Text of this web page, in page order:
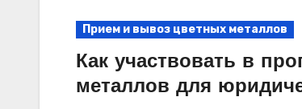
Прием и вывоз цветных металлов
Как участвовать в
металлов для